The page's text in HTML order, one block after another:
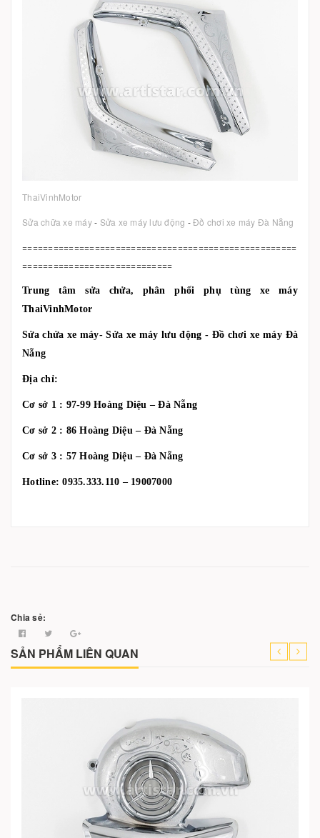
ThaiVinhMotor
Sửa chữa xe máy- Sửa xe máy lưu động -Đồ chơi xe máy Đà Nẵng
=====================================================
=============================
Trung tâm sửa chửa, phân phối phụ tùng xe máy
ThaiVinhMotor
Sửa chửa xe máy- Sửa xe máy lưu động - Đồ chơi xe máy Đà
Nẵng
Địa chỉ:
Cơ sở 1 : 97-99 Hoàng Diệu – Đà Nẵng
Cơ sở 2 : 86 Hoàng Diệu – Đà Nẵng
Cơ sở 3 : 57 Hoàng Diệu – Đà Nẵng
Hotline: 0935.333.110 – 19007000
Chia sẻ:
SẢN PHẨM LIÊN QUAN